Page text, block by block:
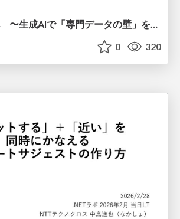
Copilot 宇宙へ 〜生成AIで「専門データの壁」を壊す方法〜
0 320